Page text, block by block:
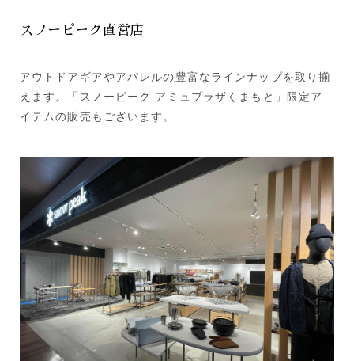
スノーピーク直営店
アウトドアギアやアパレルの豊富なラインナップを取り揃
えます。「スノーピーク アミュプラザくまもと」限定ア
イテムの販売もございます。